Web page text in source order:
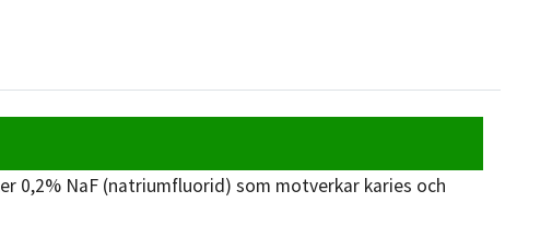
0,2% NaF (natriumfluorid) som motverkar karies och